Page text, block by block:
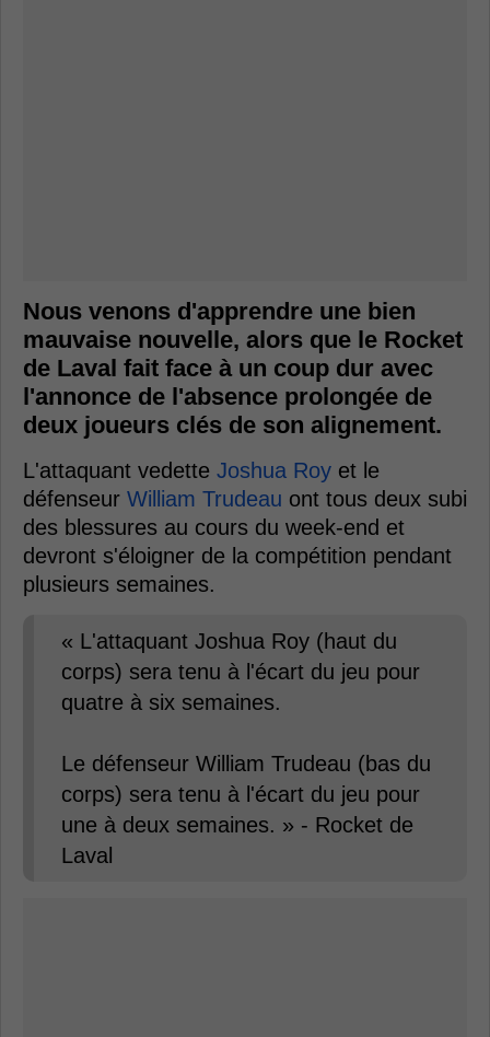
Nous venons d'apprendre une bien
mauvaise nouvelle, alors que le Rocket
de Laval fait face à un coup dur avec
l'annonce de l'absence prolongée de
deux joueurs clés de son alignement.
L'attaquant vedette Joshua Roy et le
défenseur William Trudeau ont tous deux subi
des blessures au cours du week-end et
devront s'éloigner de la compétition pendant
plusieurs semaines.
« L'attaquant Joshua Roy (haut du
corps) sera tenu à l'écart du jeu pour
quatre à six semaines.
Le défenseur William Trudeau (bas du
corps) sera tenu à l'écart du jeu pour
une à deux semaines. » - Rocket de
Laval